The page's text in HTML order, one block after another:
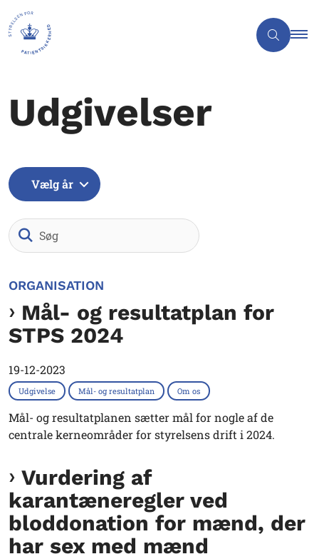
Udgivelser
Vælg år
ORGANISATION
Mål- og resultatplan for
STPS 2024
19-12-2023
Udgivelse Mål- og resultatplan Om os
Mål- og resultatplanen sætter mål for nogle af de
centrale kerneområder for styrelsens drift i 2024.
Vurdering af
karantæneregler ved
bloddonation for mænd, der
har sex med mænd